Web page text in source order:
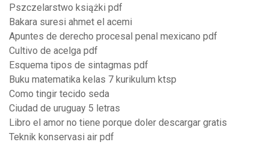
Pszczelarstwo książki pdf
Bakara suresi ahmet el acemi
Apuntes de derecho procesal penal mexicano pdf
Cultivo de acelga pdf
Esquema tipos de sintagmas pdf
Buku matematika kelas 7 kurikulum ktsp
Como tingir tecido seda
Ciudad de uruguay 5 letras
Libro el amor no tiene porque doler descargar gratis
Teknik konservasi air pdf